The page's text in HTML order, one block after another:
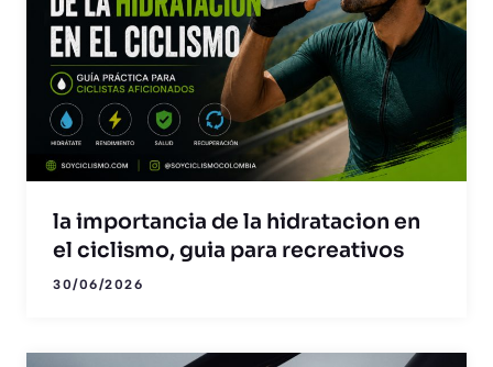
la importancia de la hidratacion en
el ciclismo, guia para recreativos
30/06/2026